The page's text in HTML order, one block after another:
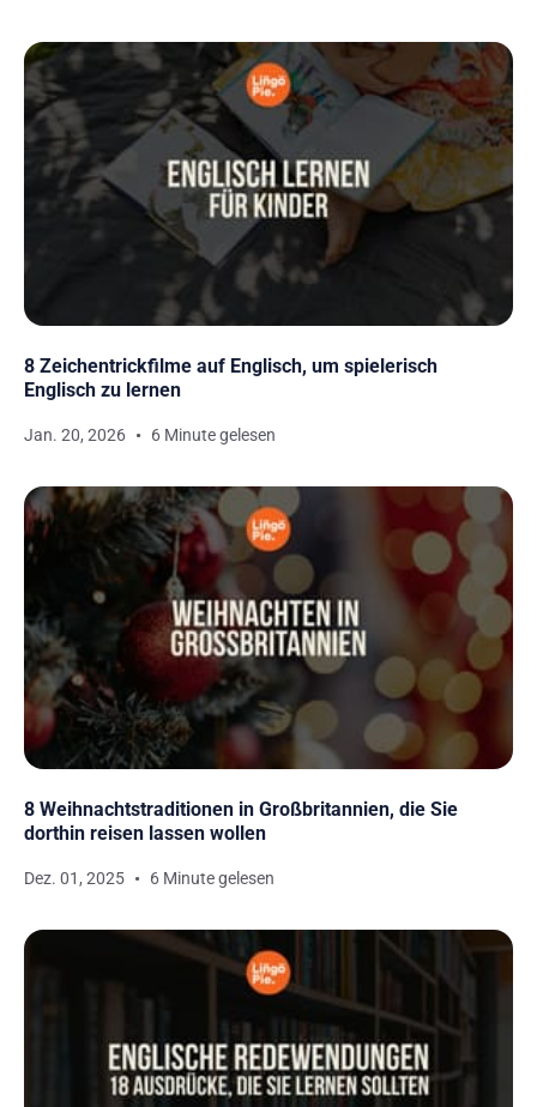
8 Zeichentrickfilme auf Englisch, um spielerisch
Englisch zu lernen
Jan. 20, 2026 6 Minute gelesen
8 Weihnachtstraditionen in Großbritannien, die Sie
dorthin reisen lassen wollen
Dez. 01, 2025 6 Minute gelesen